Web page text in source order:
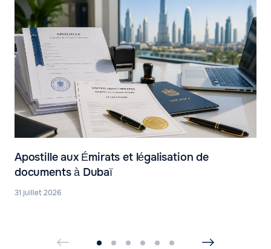
Apostille aux Émirats et légalisation de
documents à Dubaï
31 juillet 2026